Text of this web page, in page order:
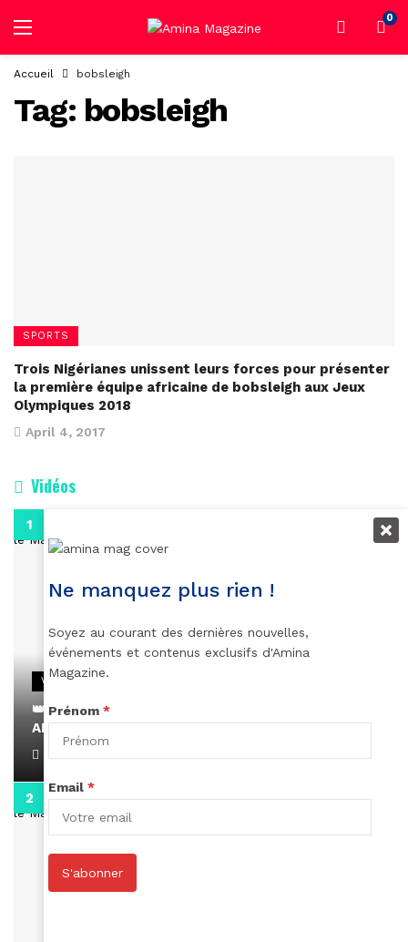
0
Accueil bobsleigh
Tag: bobsleigh
SPORTS
Trois Nigérianes unissent leurs forces pour présenter
la première équipe africaine de bobsleigh aux Jeux
Olympiques 2018
April 4, 2017
Vidéos
VIDEOS
👑 Remerciements à Ayden pour son message sur
AMINA, le Magazine de la Femme
0:13
Ne manquez plus rien !
Soyez au courant des dernières nouvelles,
événements et contenus exclusifs d'Amina
Magazine.
Prénom *
Email *
S'abonner